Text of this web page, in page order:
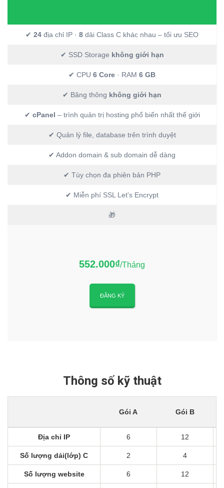
✔ 24 địa chỉ IP · 8 dải Class C khác nhau – tối ưu SEO
✔ SSD Storage không giới hạn
✔ CPU 6 Core · RAM 6 GB
✔ Băng thông không giới hạn
✔ cPanel – trình quản trị hosting phổ biến nhất thế giới
✔ Quản lý file, database trên trình duyệt
✔ Addon domain & sub domain dễ dàng
✔ Tùy chọn đa phiên bản PHP
✔ Miễn phí SSL Let's Encrypt
🎁
552.000₫/Tháng
ĐĂNG KÝ
Thông số kỹ thuật
Gói A Gói B
Địa chỉ IP 6 12
Số lượng dải(lớp) C 2 4
Số lượng website 6 12